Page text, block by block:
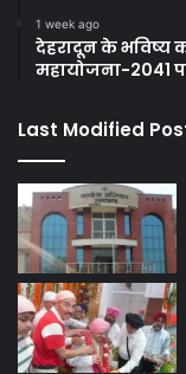
1 week ago
देहरादून के भविष्य
महायोजना-2041
Last Modified